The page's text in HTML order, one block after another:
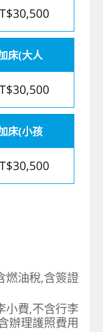
床(大人
床(小孩
燃油稅,含簽證
小費,不含行李
辦理護照費用